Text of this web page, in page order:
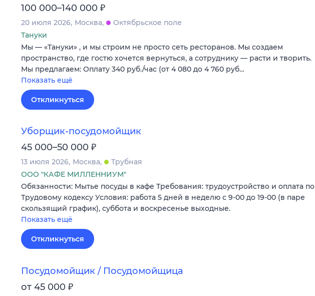
100 000–140 000 ₽
20 июля 2026 Москва
Октябрьское поле
Тануки
Мы — «Тануки» , и мы строим не просто сеть ресторанов. Мы создаем
пространство, где гостю хочется вернуться, а сотруднику — расти и творить.
Мы предлагаем: Оплату 340 руб./час (от 4 080 до 4 760 руб…
Показать ещё
Откликнуться
Уборщик-посудомойщик
45 000–50 000 ₽
13 июля 2026 Москва
Трубная
ООО "КАФЕ МИЛЛЕННИУМ"
Обязанности: Мытье посуды в кафе Требования: трудоустройство и оплата по
Трудовому кодексу Условия: работа 5 дней в неделю с 9-00 до 19-00 (в паре
скользящий график), суббота и воскресенье выходные.
Показать ещё
Откликнуться
Посудомойщик / Посудомойщица
от 45 000 ₽